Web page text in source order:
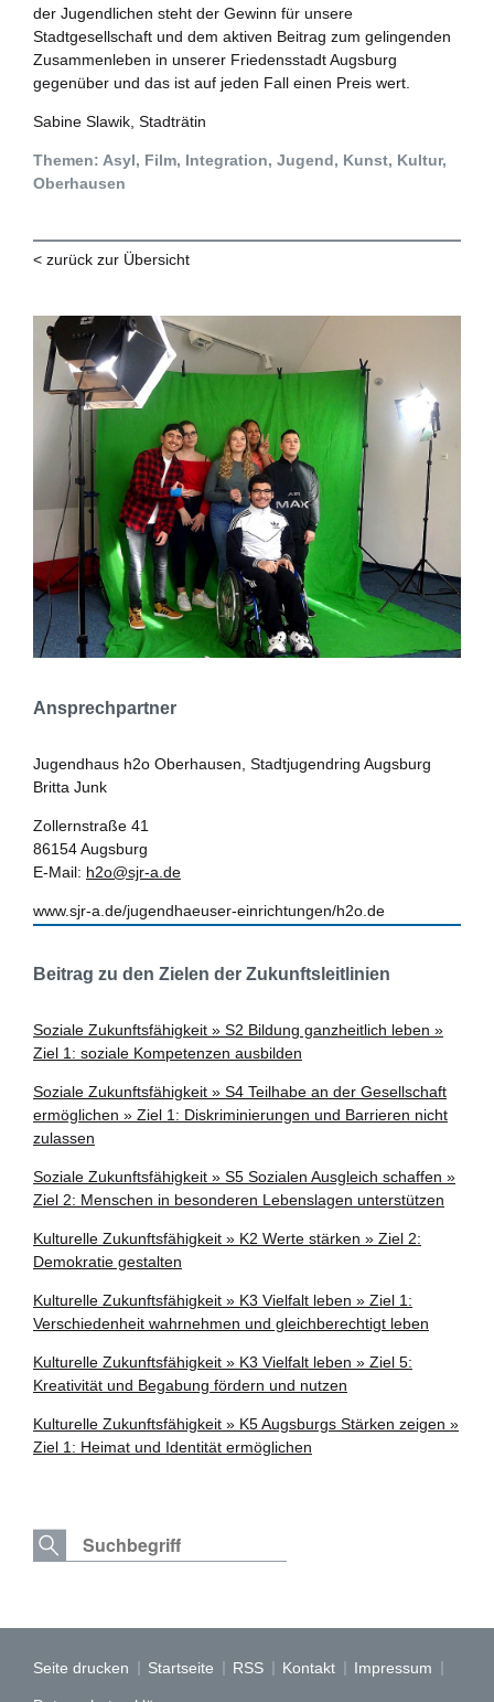
der Jugendlichen steht der Gewinn für unsere
Stadtgesellschaft und dem aktiven Beitrag zum gelingenden
Zusammenleben in unserer Friedensstadt Augsburg
gegenüber und das ist auf jeden Fall einen Preis wert.
Sabine Slawik, Stadträtin
Themen: Asyl, Film, Integration, Jugend, Kunst, Kultur,
Oberhausen
< zurück zur Übersicht
Ansprechpartner
Jugendhaus h2o Oberhausen, Stadtjugendring Augsburg
Britta Junk
Zollernstraße 41
86154 Augsburg
E-Mail: h2o@sjr-a.de
www.sjr-a.de/jugendhaeuser-einrichtungen/h2o.de
Beitrag zu den Zielen der Zukunftsleitlinien
Soziale Zukunftsfähigkeit » S2 Bildung ganzheitlich leben »
Ziel 1: soziale Kompetenzen ausbilden
Soziale Zukunftsfähigkeit » S4 Teilhabe an der Gesellschaft
ermöglichen » Ziel 1: Diskriminierungen und Barrieren nicht
zulassen
Soziale Zukunftsfähigkeit » S5 Sozialen Ausgleich schaffen »
Ziel 2: Menschen in besonderen Lebenslagen unterstützen
Kulturelle Zukunftsfähigkeit » K2 Werte stärken » Ziel 2:
Demokratie gestalten
Kulturelle Zukunftsfähigkeit » K3 Vielfalt leben » Ziel 1:
Verschiedenheit wahrnehmen und gleichberechtigt leben
Kulturelle Zukunftsfähigkeit » K3 Vielfalt leben » Ziel 5:
Kreativität und Begabung fördern und nutzen
Kulturelle Zukunftsfähigkeit » K5 Augsburgs Stärken zeigen »
Ziel 1: Heimat und Identität ermöglichen
Seite drucken Startseite RSS Kontakt Impressum